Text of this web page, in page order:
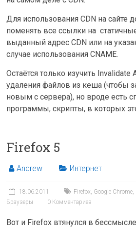
Для использования CDN на сайте
поменять все ссылки на
выданный адрес CDN или на
случае использования CNAME.
Остаётся только изучить Invalidate
удаления файлов из кеша (чтобы
новым с сервера), но вроде есть
программы, скрипты, в которых
Firefox 5
Andrew Интернет
18.06.2011 Firefox, Google Chrome,
Браузеры
0 Комментариев
Вот и Firefox втянулся в